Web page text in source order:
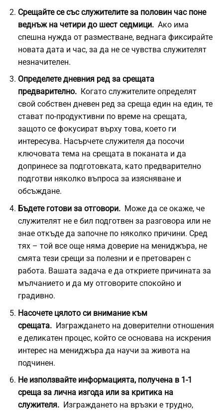
Срещайте се със служителите за половин час поне
веднъж на четири до шест седмици. Ако има
спешна нужда от разместване, веднага фиксирайте
новата дата и час, за да не се чувства служителят
незначителен.
Определете дневния ред за срещата
предварително. Когато служителите определят
свой собствен дневен ред за среща един на един, те
стават по-продуктивни по време на срещата,
защото се фокусират върху това, което ги
интересува. Насърчете служителя да посочи
ключовата тема на срещата в поканата и да
допринесе за подготовката, като предварително
подготви няколко въпроса за изясняване и
обсъждане.
Бъдете готови за отговори. Може да се окаже, че
служителят не е бил подготвен за разговора или не
знае откъде да започне по няколко причини. Сред
тях – той все още няма доверие на мениджъра, не
смята тези срещи за полезни и е претоварен с
работа. Вашата задача е да откриете причината за
мълчанието и да му отговорите спокойно и
градивно.
Насочете цялото си внимание към
срещата. Изграждането на доверителни отношения
е деликатен процес, който се основава на искрения
интерес на мениджъра да научи за живота на
подчинен.
Не използвайте информацията, получена в 1-1
среща за лична изгода или за критика на
служителя. Изграждането на връзки е трудно,